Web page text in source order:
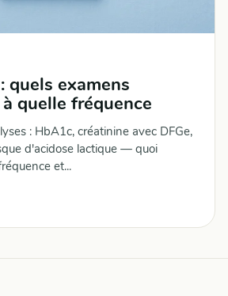
quels examens
quelle fréquence
: HbA1c, créatinine avec DFGe,
d'acidose lactique — quoi
et...